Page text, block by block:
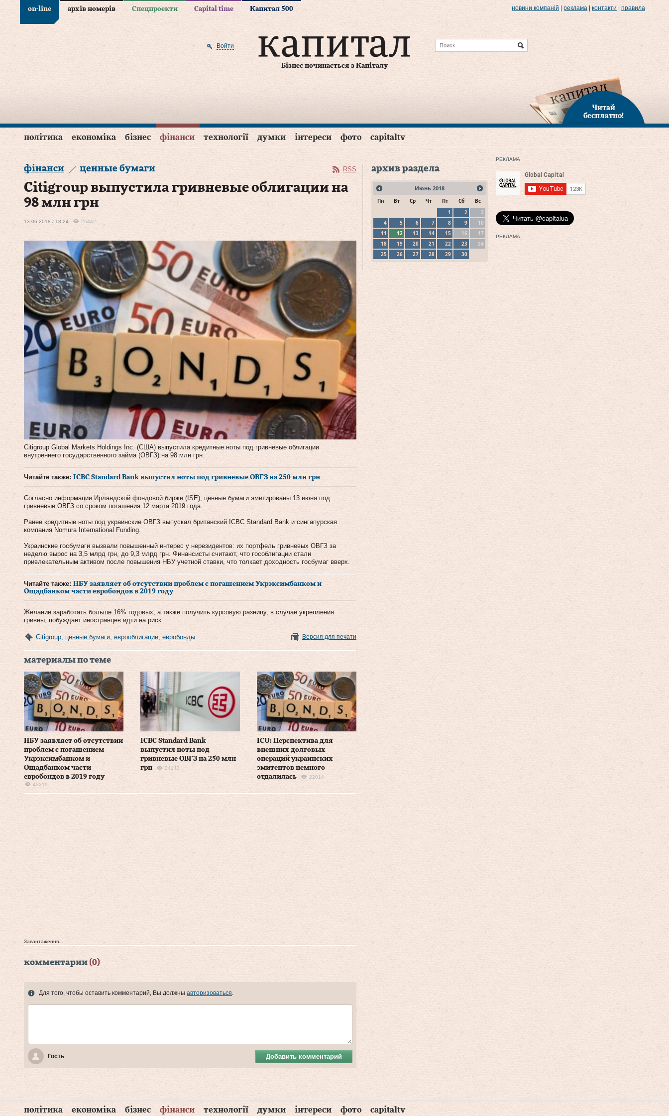
on-line архів номерів Спецпроекти Capital time Капитал 500 новини компаній реклама контакти правила
Бізнес починається з Капіталу
Войти
Читай
бесплатно!
політика економіка бізнес фінанси технології думки інтереси фото capitaltv
фінанси ценные бумаги RSS
Citigroup выпустила гривневые облигации на
98 млн грн
13.06.2018 / 18:24 25442
Citigroup Global Markets Holdings Inc. (США) выпустила кредитные ноты под гривневые облигации
внутреннего государственного займа (ОВГЗ) на 98 млн грн.
Читайте также: ICBC Standard Bank выпустил ноты под гривневые ОВГЗ на 250 млн грн
Согласно информации Ирландской фондовой биржи (ISE), ценные бумаги эмитированы 13 июня под
гривневые ОВГЗ со сроком погашения 12 марта 2019 года.
Ранее кредитные ноты под украинские ОВГЗ выпускал британский ICBC Standard Bank и сингапурская
компания Nomura International Funding.
Украинские госбумаги вызвали повышенный интерес у нерезидентов: их портфель гривневых ОВГЗ за
неделю вырос на 3,5 млрд грн, до 9,3 млрд грн. Финансисты считают, что гособлигации стали
привлекательным активом после повышения НБУ учетной ставки, что толкает доходность госбумаг вверх.
Читайте также: НБУ заявляет об отсутствии проблем с погашением Укрэксимбанком и
Ощадбанком части евробондов в 2019 году
Желание заработать больше 16% годовых, а также получить курсовую разницу, в случае укрепления
гривны, побуждает иностранцев идти на риск.
Citigroup ценные бумаги еврооблигации евробонды Версия для печати
материалы по теме
НБУ заявляет об отсутствии
проблем с погашением
Укрэксимбанком и
Ощадбанком части
евробондов в 2019 году
42219
ICBC Standard Bank
выпустил ноты под
гривневые ОВГЗ на 250 млн
грн
24143
ICU: Перспектива для
внешних долговых
операций украинских
эмитентов немного
отдалилась
22014
Завантаження...
комментарии (0)
Для того, чтобы оставить комментарий, Вы должны авторизоваться
Гость Добавить комментарий
архив раздела
Июнь 2018
Пн Вт Ср Чт Пт Сб
Вс
1
2
3
4
5 6 7 8 9
10
11
12 13 14 15 16
17
18
19 20 21 22 23
24
25
26 27 28 29 30
РЕКЛАМА
РЕКЛАМА
політика економіка бізнес фінанси технології думки інтереси фото capitaltv